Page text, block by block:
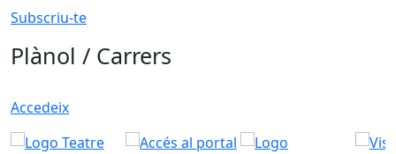
Subscriu-te
Plànol / Carrers
Accedeix